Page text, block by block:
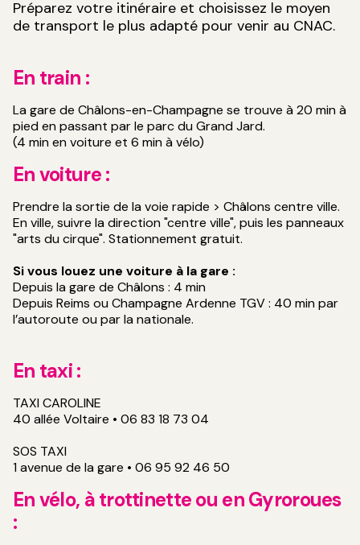
Préparez votre itinéraire et choisissez le moyen
de transport le plus adapté pour venir au CNAC.
En train :
La gare de Châlons-en-Champagne se trouve à 20 min à
pied en passant par le parc du Grand Jard.
(4 min en voiture et 6 min à vélo)
En voiture :
Prendre la sortie de la voie rapide > Châlons centre ville.
En ville, suivre la direction "centre ville", puis les panneaux
"arts du cirque". Stationnement gratuit.
Si vous louez une voiture à la gare :
Depuis la gare de Châlons : 4 min
Depuis Reims ou Champagne Ardenne TGV : 40 min par
l’autoroute ou par la nationale.
En taxi :
TAXI CAROLINE
40 allée Voltaire • 06 83 18 73 04
SOS TAXI
1 avenue de la gare • 06 95 92 46 50
En vélo, à trottinette ou en Gyroroues
: